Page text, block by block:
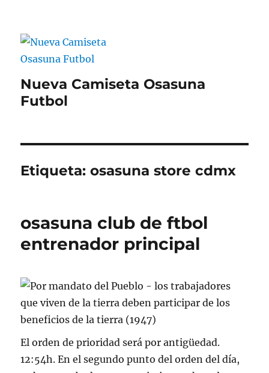
Nueva Camiseta Osasuna
Futbol
Etiqueta:osasuna store cdmx
osasuna club de ftbol
entrenador principal
El orden de prioridad será por antigüedad.
12:54h. En el segundo punto del orden del día,